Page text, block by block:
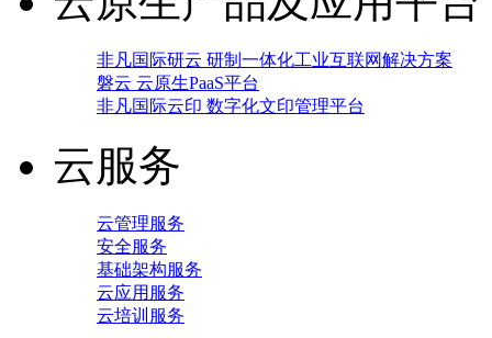
非凡国际研云 研制一体化工业互联网解决方案
磐云 云原生PaaS平台
非凡国际云印 数字化文印管理平台
云服务
云管理服务
安全服务
基础架构服务
云应用服务
云培训服务